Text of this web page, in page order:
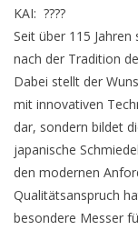
KAI: ????
Seit über 115
nach der Tradition
Dabei stellt der
mit innovativen
dar, sondern bildet
japanische
den modernen
Qualitätsanspruch
besondere Messer